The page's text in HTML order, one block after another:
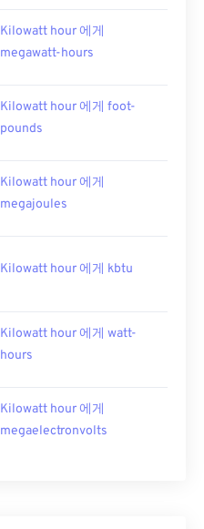
Kilowatt hour 에게
megawatt-hours
Kilowatt hour 에게 foot-
pounds
Kilowatt hour 에게
megajoules
Kilowatt hour 에게 kbtu
Kilowatt hour 에게 watt-
hours
Kilowatt hour 에게
megaelectronvolts